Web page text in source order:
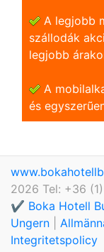
A legjobb
szállodák
legjobb
A
és
2026 Tel: +36
✔️ Boka Hotell
Ungern
Integritetspolicy